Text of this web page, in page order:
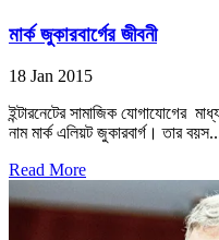
মার্ক জুকারবার্গের জীবনী
18 Jan 2015
ইন্টারনেটের সামাজিক যোগাযোগের
নাম মার্ক এলিয়ট জুকারবার্গ। তার
Read More